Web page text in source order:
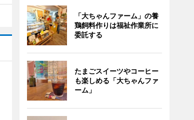
「大ちゃんファーム」の養
鶏飼料作りは福祉作業所に
委託する
たまごスイーツやコーヒー
も楽しめる「大ちゃんファ
ーム」